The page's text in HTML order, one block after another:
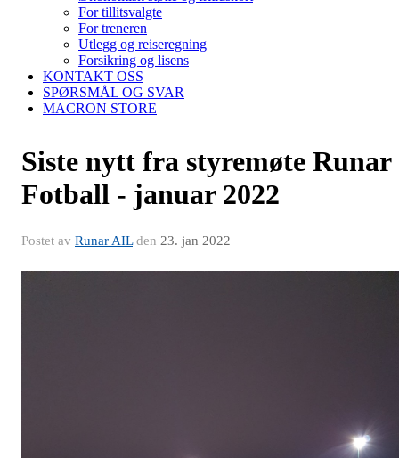
For tillitsvalgte
For treneren
Utlegg og reiseregning
Forsikring og lisens
KONTAKT OSS
SPØRSMÅL OG SVAR
MACRON STORE
Siste nytt fra styremøte Runar
Fotball - januar 2022
Postet av Runar AILden 23. jan 2022